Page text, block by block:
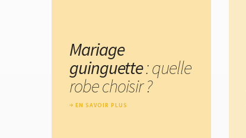
Mariage
guinguette: quelle
robe choisir ?
EN SAVOIR PLUS